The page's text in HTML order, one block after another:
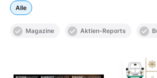
Alle
Magazine Aktien-Reports